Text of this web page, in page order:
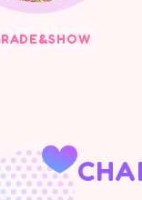
SHOW